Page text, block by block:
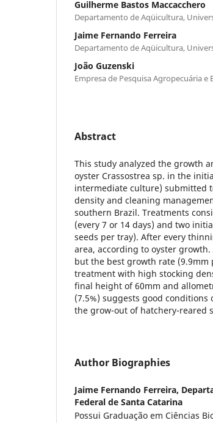
Guilherme Bastos Maccacchero
Departamento de Aqüicultura,
Jaime Fernando Ferreira
Departamento de Aqüicultura,
João Guzenski
Empresa de Pesquisa Agropecuária e
Abstract
This study analyzed the growth
oyster Crassostrea sp. in the
intermediate culture) submitted
density and cleaning
southern Brazil. Treatments
(every 7 or 14 days) and two
seeds per tray). After every
area, according to oyster
but the best growth rate
treatment with high stocking
final height of 60mm and
(7.5%) suggests good
the grow-out of hatchery-reared
Author Biographies
Jaime Fernando Ferreira,
Federal de Santa Catarina
Possui Graduação em Ciências